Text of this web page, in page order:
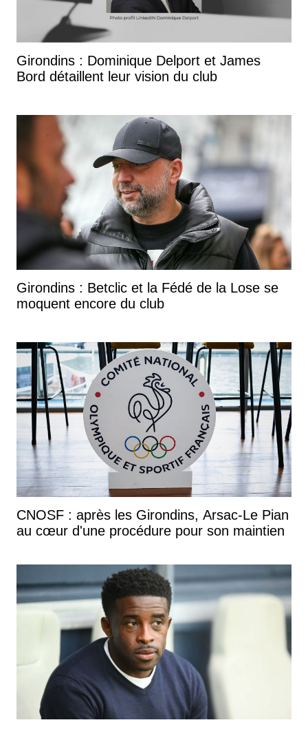
Girondins : Dominique Delport et James
Bord détaillent leur vision du club
Girondins : Betclic et la Fédé de la Lose se
moquent encore du club
CNOSF : après les Girondins, Arsac-Le Pian
au cœur d'une procédure pour son maintien